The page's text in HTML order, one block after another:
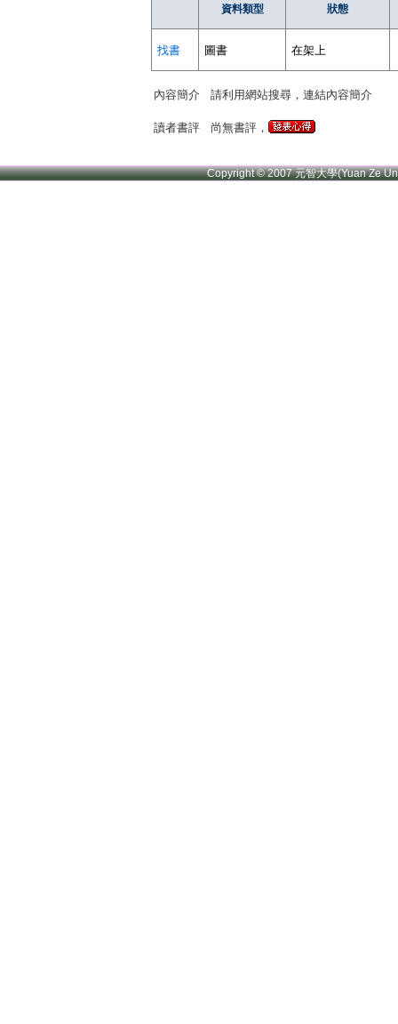
資料類型 狀態
找書 圖書 在架上
內容簡介 請利用網站搜尋，連結內容簡介
讀者書評 尚無書評，
Copyright © 2007 元智大學(Yuan Ze